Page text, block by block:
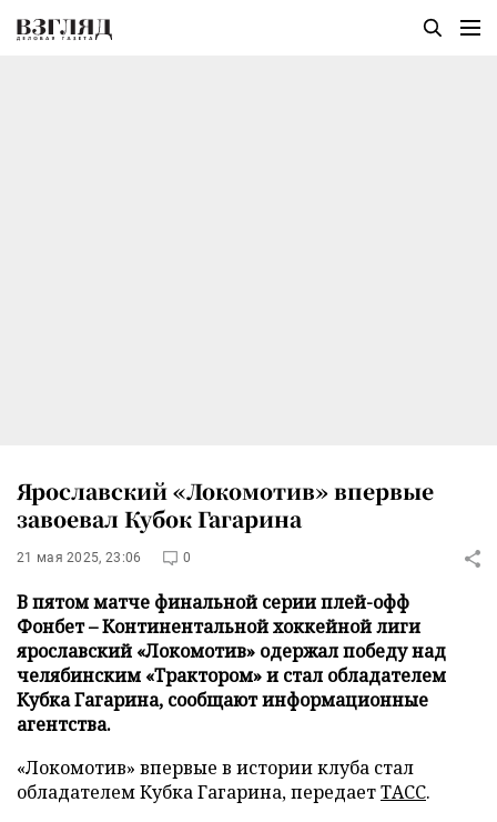
Ярославский «Локомотив» впервые
завоевал Кубок Гагарина
21 мая 2025, 23:06 0
В пятом матче финальной серии плей-офф
Фонбет – Континентальной хоккейной лиги
ярославский «Локомотив» одержал победу над
челябинским «Трактором» и стал обладателем
Кубка Гагарина, сообщают информационные
агентства.
«Локомотив» впервые в истории клуба стал
обладателем Кубка Гагарина, передаетТАСС.